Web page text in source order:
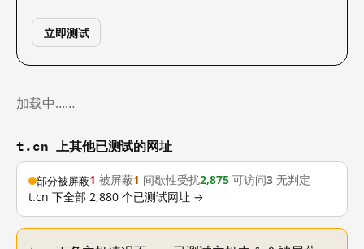
立即测试
加载中……
t.cn 上其他已测试的网址
部分被屏蔽1 被屏蔽1 间歇性受扰2,875 可访问3 无判定
t.cn 下全部 2,880 个已测试网址 →